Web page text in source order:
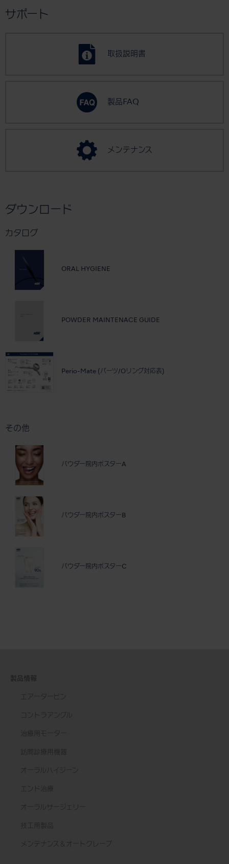
サポート
取扱説明書
製品FAQ
メンテナンス
ダウンロード
カタログ
ORAL HYGIENE
POWDER MAINTENACE GUIDE
Perio-Mate (パーツ/Oリング対応表)
その他
パウダー院内ポスターA
パウダー院内ポスターB
パウダー院内ポスターC
製品情報
エアータービン
コントラアングル
治療用モーター
訪問診療用機器
オーラルハイジーン
エンド治療
オーラルサージェリー
技工用製品
メンテナンス＆オートクレーブ